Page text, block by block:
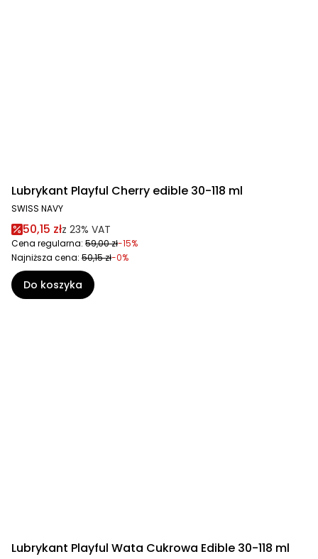
Lubrykant Playful Cherry edible 30-118 ml
SWISS NAVY
50,15 złz 23% VAT
Cena regularna: 59,00 zł-15%
Najniższa cena: 50,15 zł-0%
Do koszyka
Lubrykant Playful Wata Cukrowa Edible 30-118 ml